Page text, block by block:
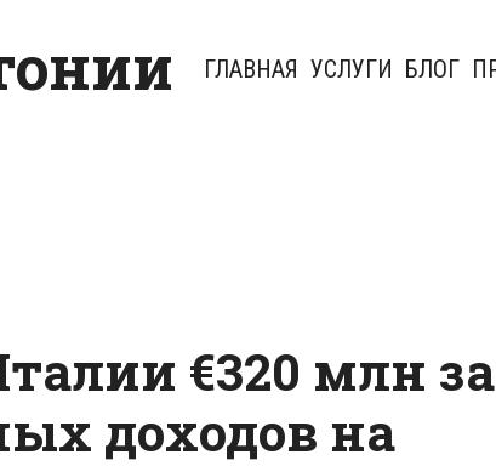
ГЛАВНАЯ УСЛУГИ БЛОГ
€320 млн за
доходов на